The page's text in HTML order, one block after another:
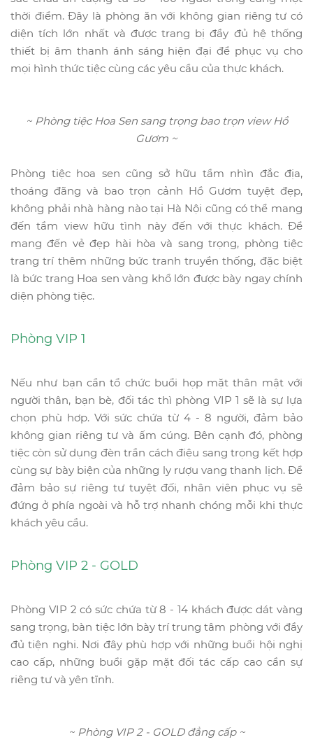
thời điểm. Đây là phòng ăn với không gian riêng tư có
diện tích lớn nhất và được trang bị đầy đủ hệ thống
thiết bị âm thanh ánh sáng hiện đại để phục vụ cho
mọi hình thức tiệc cùng các yêu cầu của thực khách.
~ Phòng tiệc Hoa Sen sang trọng bao trọn view Hồ
Gươm ~
Phòng tiệc hoa sen cũng sở hữu tầm nhìn đắc địa,
thoáng đãng và bao trọn cảnh Hồ Gươm tuyệt đẹp,
không phải nhà hàng nào tại Hà Nội cũng có thể mang
đến tầm view hữu tình này đến với thực khách. Để
mang đến vẻ đẹp hài hòa và sang trọng, phòng tiệc
trang trí thêm những bức tranh truyền thống, đặc biệt
là bức trang Hoa sen vàng khổ lớn được bày ngay chính
diện phòng tiệc.
Phòng VIP 1
Nếu như bạn cần tổ chức buổi họp mặt thân mật với
người thân, bạn bè, đối tác thì phòng VIP 1 sẽ là sự lựa
chọn phù hơp. Với sức chứa từ 4 - 8 người, đảm bảo
không gian riêng tư và ấm cúng. Bên cạnh đó, phòng
tiệc còn sử dụng đèn trần cách điệu sang trọng kết hợp
cùng sự bày biện của những ly rượu vang thanh lịch. Để
đảm bảo sự riêng tư tuyệt đối, nhân viên phục vụ sẽ
đứng ở phía ngoài và hỗ trợ nhanh chóng mỗi khi thực
khách yêu cầu.
Phòng VIP 2 - GOLD
Phòng VIP 2 có sức chứa từ 8 - 14 khách được dát vàng
sang trọng, bàn tiệc lớn bày trí trung tâm phòng với đầy
đủ tiện nghi. Nơi đây phù hợp với những buổi hội nghị
cao cấp, những buổi gặp mặt đối tác cấp cao cần sự
riêng tư và yên tĩnh.
~ Phòng VIP 2 - GOLD đẳng cấp ~